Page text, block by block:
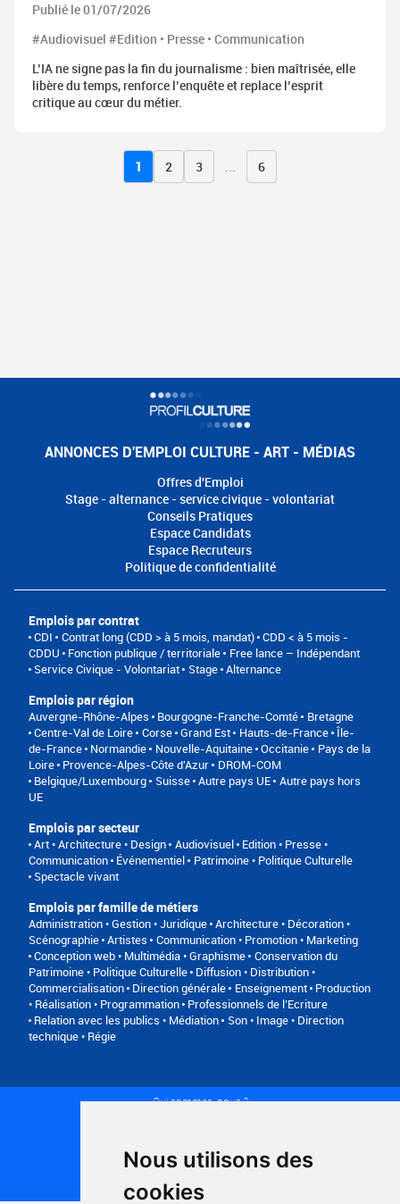
Nous utilisons des
cookies
Publié le 01/07/2026
#Audiovisuel #Edition • Presse • Communication
L’IA ne signe pas la fin du journalisme : bien maîtrisée, elle
libère du temps, renforce l’enquête et replace l’esprit
critique au cœur du métier.
1 2 3 ... 6
ANNONCES D'EMPLOI CULTURE - ART - MÉDIAS
Offres d'Emploi
Stage - alternance - service civique - volontariat
Conseils Pratiques
Espace Candidats
Espace Recruteurs
Politique de confidentialité
Emplois par contrat
CDI Contrat long (CDD > à 5 mois, mandat) CDD < à 5 mois -
CDDU
Fonction publique / territoriale
Free lance – Indépendant
Service Civique - Volontariat
Stage Alternance
Emplois par région
Auvergne-Rhône-Alpes Bourgogne-Franche-Comté
Bretagne
Centre-Val de Loire Corse Grand Est Hauts-de-France Île-
de-France Normandie Nouvelle-Aquitaine Occitanie
Pays de la
Loire Provence-Alpes-Côte d'Azur
DROM-COM
Belgique/Luxembourg
Suisse Autre pays UE Autre pays hors
UE
Emplois par secteur
Art • Architecture • Design Audiovisuel Edition • Presse •
Communication Événementiel
Patrimoine • Politique Culturelle
Spectacle vivant
Emplois par famille de métiers
Administration • Gestion • Juridique Architecture • Décoration •
Scénographie Artistes
Communication • Promotion • Marketing
Conception web • Multimédia • Graphisme Conservation du
Patrimoine • Politique Culturelle Diffusion • Distribution •
Commercialisation Direction générale Enseignement Production
• Réalisation • Programmation Professionnels de l’Ecriture
Relation avec les publics • Médiation
Son • Image • Direction
technique • Régie
Qui sommes-nous ?
Plan du site
FAQ recruteurs
FAQ